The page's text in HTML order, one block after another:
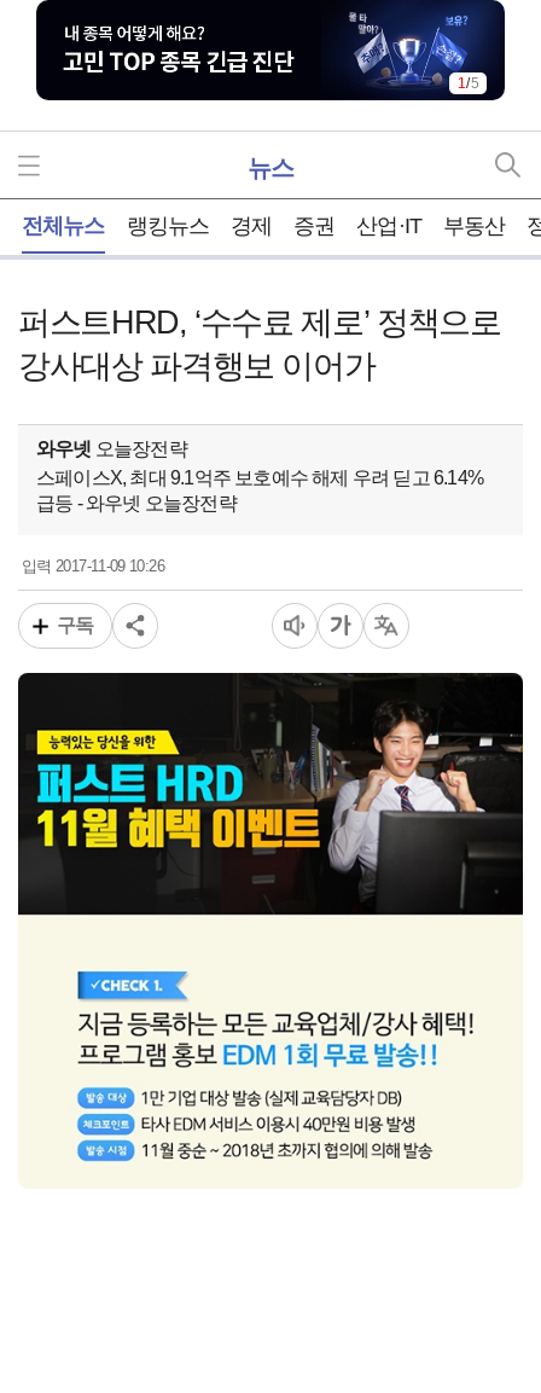
1/5
뉴스
전체뉴스 랭킹뉴스 경제 증권 산업·IT 부동산
퍼스트HRD, ‘수수료 제로’ 정책으로
강사대상 파격행보 이어가
와우넷 오늘장전략
스페이스X, 최대 9.1억주 보호예수 해제 우려 딛고 6.14%
급등 - 와우넷 오늘장전략
입력2017-11-09 10:26
구독